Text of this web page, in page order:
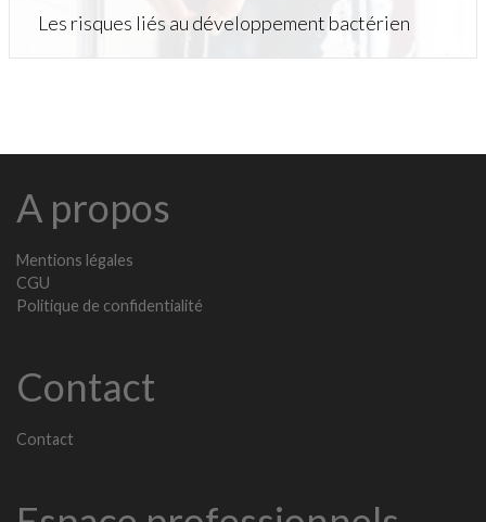
Les risques liés au développement bactérien
A propos
Mentions légales
CGU
Politique de confidentialité
Contact
Contact